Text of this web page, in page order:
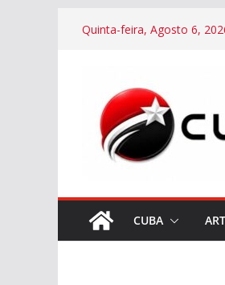
Quinta-feira, Agosto 6,
CUBA